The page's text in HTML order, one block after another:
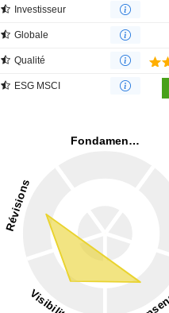
Investisseur
Globale
Qualité
ESG MSCI